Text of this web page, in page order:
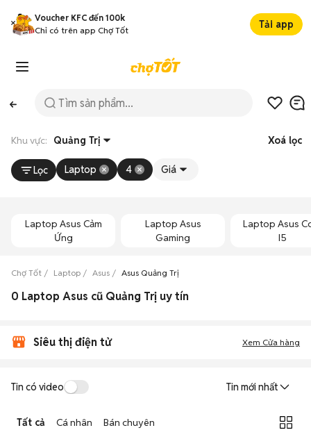
Voucher KFC đến 100k
Chỉ có trên app Chợ Tốt
Tải app
Khu vực: Quảng Trị Xoá lọc
Lọc Laptop 4 Giá
Laptop Asus Cảm
Ứng
Laptop Asus
Gaming
Laptop Asus
I5
Chợ Tốt Laptop Asus Asus Quảng Trị
0 Laptop Asus cũ Quảng Trị uy tín
Siêu thị điện tử Xem Cửa hàng
Tin có video Tin mới nhất
Tất cả Cá nhân Bán chuyên